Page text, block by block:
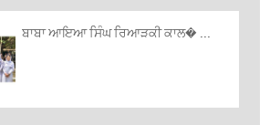
ਬਾਬਾ ਆਇਆ ਸਿੰਘ ਰਿਆੜਕੀ ਕਾਲ� ...